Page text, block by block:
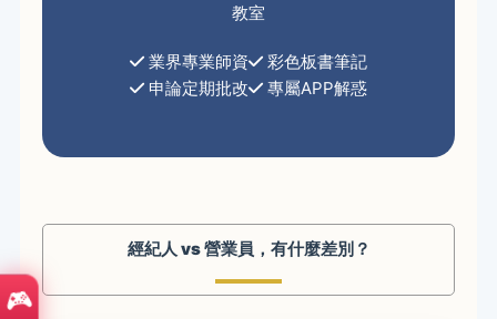
🎮
教室
業界專業師資
彩色板書筆記
申論定期批改
專屬APP解惑
經紀人 vs 營業員，有什麼差別？